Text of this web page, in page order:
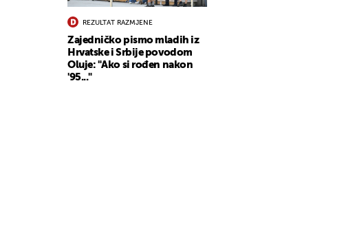
REZULTAT RAZMJENE
Zajedničko pismo mladih iz
Hrvatske i Srbije povodom
Oluje: "Ako si rođen nakon
'95..."